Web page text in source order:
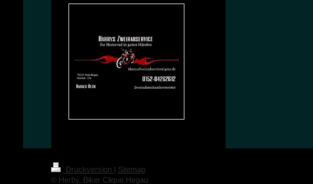
Druckversion | Sitemap
© Herby, Biker Clique Hegau